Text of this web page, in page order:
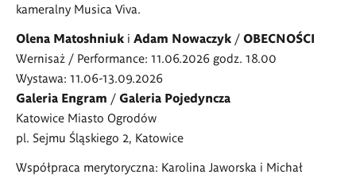
kameralny Musica Viva.
Olena Matoshniuk i Adam Nowaczyk / OBECNOŚCI
Wernisaż / Performance: 11.06.2026 godz. 18.00
Wystawa: 11.06-13.09.2026
Galeria Engram / Galeria Pojedyncza
Katowice Miasto Ogrodów
pl. Sejmu Śląskiego 2, Katowice
Współpraca merytoryczna: Karolina Jaworska i Michał